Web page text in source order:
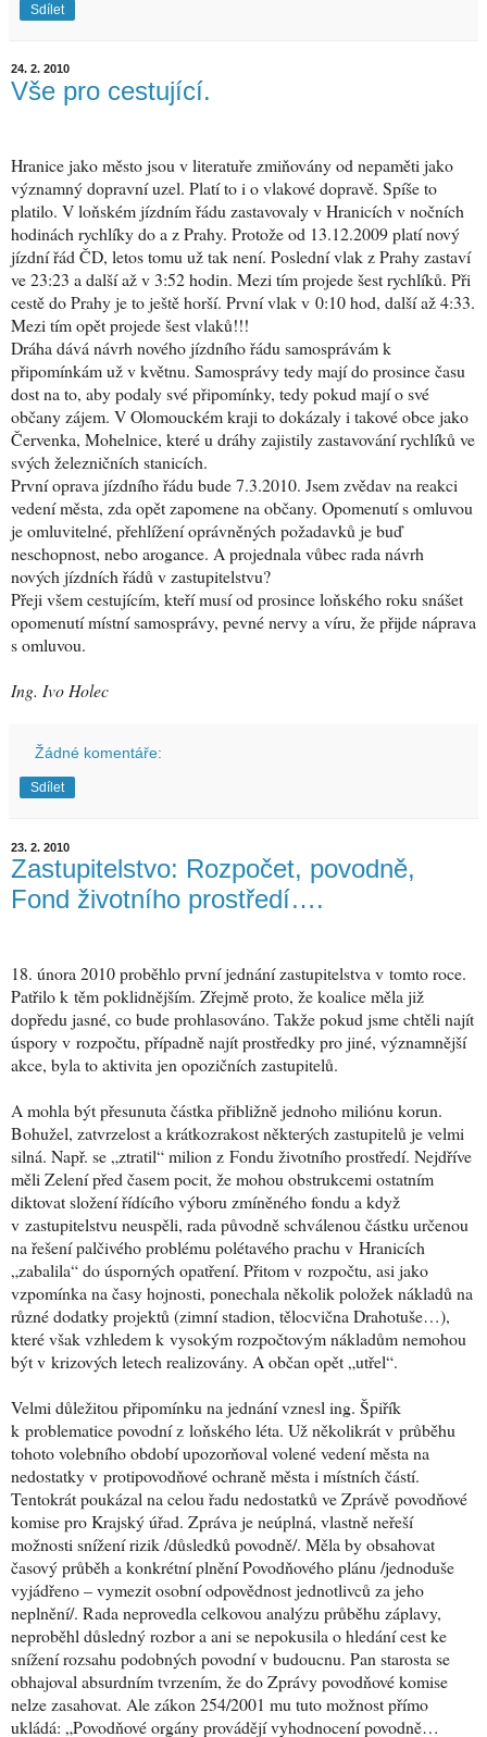
Sdílet
24. 2. 2010
Vše pro cestující.
Hranice jako město jsou v literatuře zmiňovány od nepaměti jako
významný dopravní uzel. Platí to i o vlakové dopravě. Spíše to
platilo. V loňském jízdním řádu zastavovaly v Hranicích v nočních
hodinách rychlíky do a z Prahy. Protože od 13.12.2009 platí nový
jízdní řád ČD, letos tomu už tak není. Poslední vlak z Prahy zastaví
ve 23:23 a další až v 3:52 hodin. Mezi tím projede šest rychlíků. Při
cestě do Prahy je to ještě horší. První vlak v 0:10 hod, další až 4:33.
Mezi tím opět projede šest vlaků!!!
Dráha dává návrh nového jízdního řádu samosprávám k
připomínkám už v květnu. Samosprávy tedy mají do prosince času
dost na to, aby podaly své připomínky, tedy pokud mají o své
občany zájem. V Olomouckém kraji to dokázaly i takové obce jako
Červenka, Mohelnice, které u dráhy zajistily zastavování rychlíků ve
svých železničních stanicích.
První oprava jízdního řádu bude 7.3.2010. Jsem zvědav na reakci
vedení města, zda opět zapomene na občany. Opomenutí s omluvou
je omluvitelné, přehlížení oprávněných požadavků je buď
neschopnost, nebo arogance. A projednala vůbec rada návrh
nových jízdních řádů v zastupitelstvu?
Přeji všem cestujícím, kteří musí od prosince loňského roku snášet
opomenutí místní samosprávy, pevné nervy a víru, že přijde náprava
s omluvou.
Ing. Ivo Holec
Žádné komentáře:
Sdílet
23. 2. 2010
Zastupitelstvo: Rozpočet, povodně,
Fond životního prostředí….
18. února 2010 proběhlo první jednání zastupitelstva v tomto roce.
Patřilo k těm poklidnějším. Zřejmě proto, že koalice měla již
dopředu jasné, co bude prohlasováno. Takže pokud jsme chtěli najít
úspory v rozpočtu, případně najít prostředky pro jiné, významnější
akce, byla to aktivita jen opozičních zastupitelů.
A mohla být přesunuta částka přibližně jednoho miliónu korun.
Bohužel, zatvrzelost a krátkozrakost některých zastupitelů je velmi
silná. Např. se „ztratil“ milion z Fondu životního prostředí. Nejdříve
měli Zelení před časem pocit, že mohou obstrukcemi ostatním
diktovat složení řídícího výboru zmíněného fondu a když
v zastupitelstvu neuspěli, rada původně schválenou částku určenou
na řešení palčivého problému polétavého prachu v Hranicích
„zabalila“ do úsporných opatření. Přitom v rozpočtu, asi jako
vzpomínka na časy hojnosti, ponechala několik položek nákladů na
různé dodatky projektů (zimní stadion, tělocvična Drahotuše…),
které však vzhledem k vysokým rozpočtovým nákladům nemohou
být v krizových letech realizovány. A občan opět „utřel“.
Velmi důležitou připomínku na jednání vznesl ing. Špiřík
k problematice povodní z loňského léta. Už několikrát v průběhu
tohoto volebního období upozorňoval volené vedení města na
nedostatky v protipovodňové ochraně města i místních částí.
Tentokrát poukázal na celou řadu nedostatků ve Zprávě povodňové
komise pro Krajský úřad. Zpráva je neúplná, vlastně neřeší
možnosti snížení rizik /důsledků povodně/. Měla by obsahovat
časový průběh a konkrétní plnění Povodňového plánu /jednoduše
vyjádřeno – vymezit osobní odpovědnost jednotlivců za jeho
neplnění/. Rada neprovedla celkovou analýzu průběhu záplavy,
neproběhl důsledný rozbor a ani se nepokusila o hledání cest ke
snížení rozsahu podobných povodní v budoucnu. Pan starosta se
obhajoval absurdním tvrzením, že do Zprávy povodňové komise
nelze zasahovat. Ale zákon 254/2001 mu tuto možnost přímo
ukládá: „Povodňové orgány provádějí vyhodnocení povodně…